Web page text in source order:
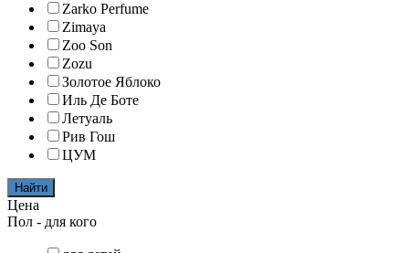
Zarko Perfume
Zimaya
Zoo Son
Zozu
Золотое Яблоко
Иль Де Боте
Летуаль
Рив Гош
ЦУМ
Найти
Цена
Пол - для кого